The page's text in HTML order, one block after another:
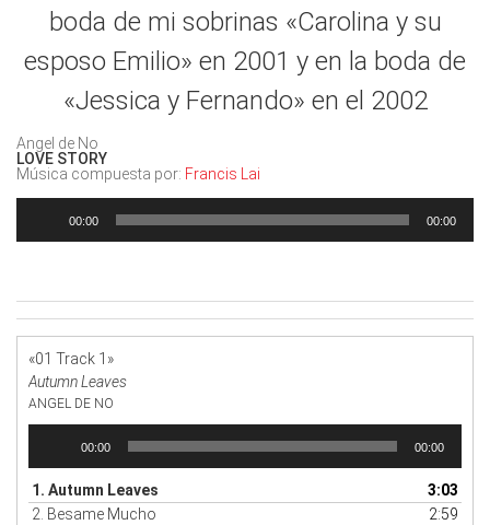
boda de mi sobrinas «Carolina y su
esposo Emilio» en 2001 y en la boda de
«Jessica y Fernando» en el 2002
Angel de No
LOVE STORY
Música compuesta por: Francis Lai
00:00 00:00
«01 Track 1»
Autumn Leaves
ANGEL DE NO
audio
00:00 00:00
1. Autumn Leaves
3:03
2. Besame Mucho
2:59